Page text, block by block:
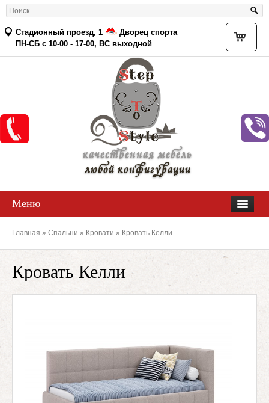
Стадионный проезд, 1
Дворец спорта
ПН-СБ с 10-00 - 17-00, ВС выходной
качественная мебель
любой конфигурации
Меню
Главная » Спальни » Кровати » Кровать Келли
Кровать Келли